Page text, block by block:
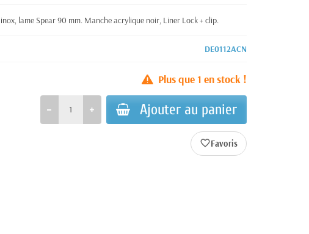
lame Spear 90 mm. Manche acrylique noir, Liner Lock + clip.
DE0112ACN
Plus que 1 en stock !
Ajouter au panier
favorite_border